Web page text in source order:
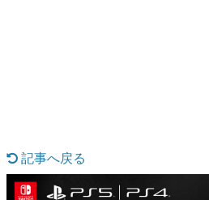
なんでゲームは面白
ゲーム開発者・hamatsu氏
記事へ戻る